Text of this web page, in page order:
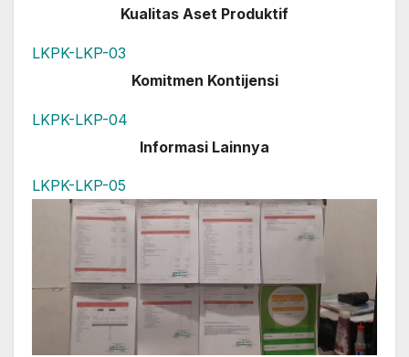
Kualitas Aset Produktif
LKPK-LKP-03
Komitmen Kontijensi
LKPK-LKP-04
Informasi Lainnya
LKPK-LKP-05